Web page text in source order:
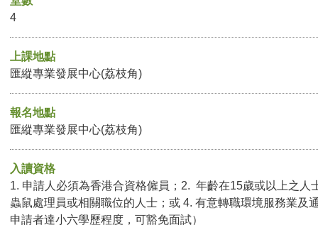
4
上課地點
匯縱專業發展中心(荔枝角)
報名地點
匯縱專業發展中心(荔枝角)
入讀資格
1. 申請人必須為香港合資格僱員；2. 年齡在15歲或以上之人
蟲鼠處理員或相關職位的人士；或 4. 有意轉職環境服務業及
申請者達小六學歷程度，可豁免面試）